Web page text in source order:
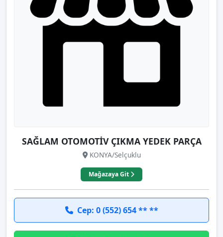
SAĞLAM OTOMOTİV ÇIKMA YEDEK PARÇA
KONYA/Selçuklu
Mağazaya Git
Cep: 0 (552) 654 ** **